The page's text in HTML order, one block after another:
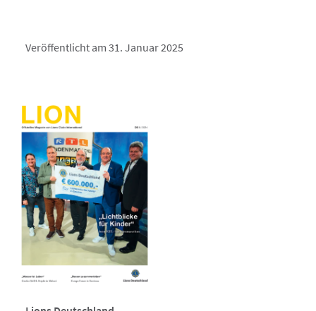
Veröffentlicht am 31. Januar 2025